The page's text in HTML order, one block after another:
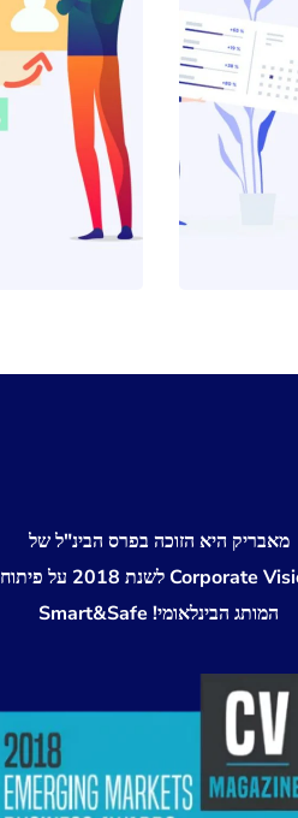
מאבריק היא הזוכה בפרס הבינ"ל של
Corporate Vision לשנת 2018 על פיתוח
המותג הבינלאומי! Smart&Safe